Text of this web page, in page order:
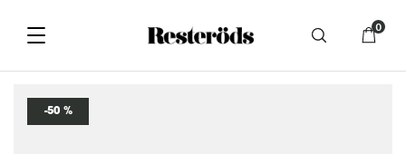
0
-50 %